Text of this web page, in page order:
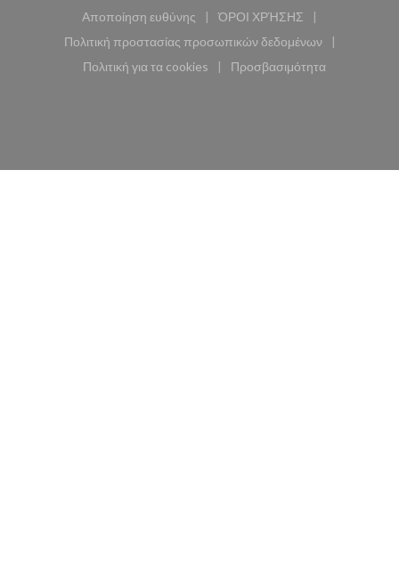
Αποποίηση ευθύνης
((ανοίγει σε νέο παράθυρο))
ΌΡΟΙ ΧΡΉΣΗΣ
((ανοίγει σε νέο
Πολιτική προστασίας προσωπικών δεδομένων
((ανοίγει σε νέο παράθυρο))
Πολιτική για τα cookies
((ανοίγει σε νέο παράθυρο))
Προσβασιμότητα
((ανοίγει σε νέο